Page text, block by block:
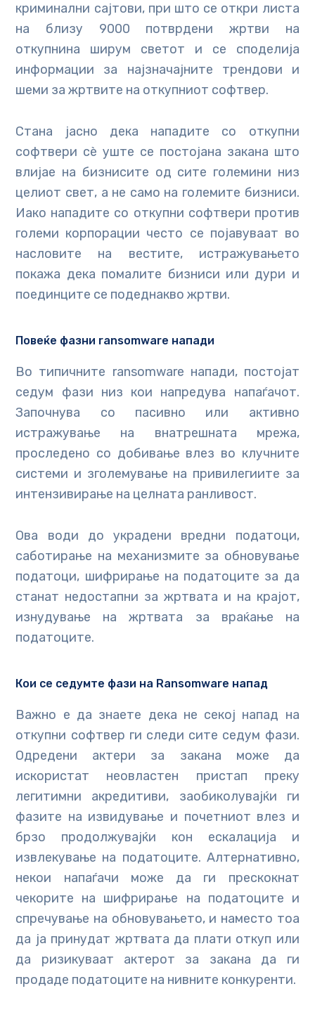
криминални сајтови, при што се откри листа
на близу 9000 потврдени жртви на
откупнина ширум светот и се споделија
информации за најзначајните трендови и
шеми за жртвите на откупниот софтвер.
Стана јасно дека нападите со откупни
софтвери сè уште се постојана закана што
влијае на бизнисите од сите големини низ
целиот свет, а не само на големите бизниси.
Иако нападите со откупни софтвери против
големи корпорации често се појавуваат во
насловите на вестите, истражувањето
покажа дека помалите бизниси или дури и
поединците се подеднакво жртви.
Повеќе фазни ransomware напади
Во типичните ransomware напади, постојат
седум фази низ кои напредува напаѓачот.
Започнува со пасивно или активно
истражување на внатрешната мрежа,
проследено со добивање влез во клучните
системи и зголемување на привилегиите за
интензивирање на целната ранливост.
Ова води до украдени вредни податоци,
саботирање на механизмите за обновување
податоци, шифрирање на податоците за да
станат недостапни за жртвата и на крајот,
изнудување на жртвата за враќање на
податоците.
Кои се седумте фази на Ransomware напад
Важно е да знаете дека не секој напад на
откупни софтвер ги следи сите седум фази.
Одредени актери за закана може да
искористат неовластен пристап преку
легитимни акредитиви, заобиколувајќи ги
фазите на извидување и почетниот влез и
брзо продолжувајќи кон ескалација и
извлекување на податоците. Алтернативно,
некои напаѓачи може да ги прескокнат
чекорите на шифрирање на податоците и
спречување на обновувањето, и наместо тоа
да ја принудат жртвата да плати откуп или
да ризикуваат актерот за закана да ги
продаде податоците на нивните конкуренти.